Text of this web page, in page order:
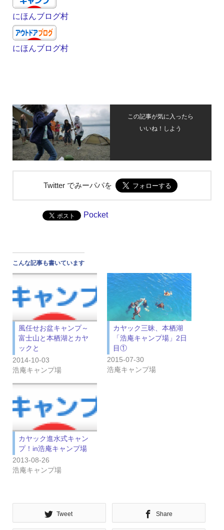
にほんブログ村
にほんブログ村
この記事が気に入ったら
いいね！しよう
Twitter でみーパパを
Pocket
こんな記事も書いています
風任せお盆キャンプ～
富士山と本栖湖とカヤ
ックと
2014-10-03
浩庵キャンプ場
カヤック三昧、本栖湖
「浩庵キャンプ場」2日
目①
2015-07-30
浩庵キャンプ場
カヤック進水式キャン
プ！in浩庵キャンプ場
2013-08-26
浩庵キャンプ場
Tweet Share